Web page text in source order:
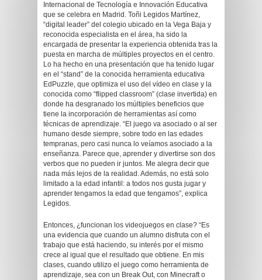
Internacional de Tecnología e Innovación Educativa
que se celebra en Madrid. Toñi Legidos Martínez,
“digital leader” del colegio ubicado en la Vega Baja y
reconocida especialista en el área, ha sido la
encargada de presentar la experiencia obtenida tras la
puesta en marcha de múltiples proyectos en el centro.
Lo ha hecho en una presentación que ha tenido lugar
en el “stand” de la conocida herramienta educativa
EdPuzzle, que optimiza el uso del vídeo en clase y la
conocida como “flipped classroom” (clase invertida) en
donde ha desgranado los múltiples beneficios que
tiene la incorporación de herramientas así como
técnicas de aprendizaje. “El juego va asociado o al ser
humano desde siempre, sobre todo en las edades
tempranas, pero casi nunca lo veíamos asociado a la
enseñanza. Parece que, aprender y divertirse son dos
verbos que no pueden ir juntos. Me alegra decir que
nada más lejos de la realidad. Además, no está solo
limitado a la edad infantil: a todos nos gusta jugar y
aprender tengamos la edad que tengamos”, explica
Legidos.
Entonces, ¿funcionan los videojuegos en clase? “Es
una evidencia que cuando un alumno disfruta con el
trabajo que está haciendo, su interés por el mismo
crece al igual que el resultado que obtiene. En mis
clases, cuando utilizo el juego como herramienta de
aprendizaje, sea con un Break Out, con Minecraft o